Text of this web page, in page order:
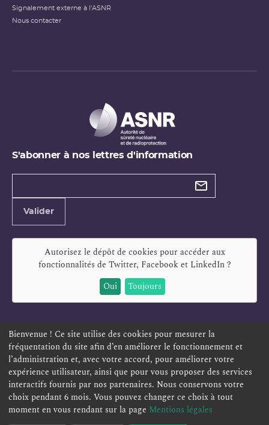
Signalement externe à l'ASNR
Nous contacter
S'abonner à nos lettres d'information
Types de
Valider
Autorisez le dépôt de cookies pour accéder aux
fonctionnalités de Twitter, Facebook et LinkedIn?
Oui
Toujours
ESPACE PERSONNEL OFFRES D'EMPLOI SIGNALEMENT
TÉLÉSERVICES PLAN DU SITE
ACCESSIBILITÉ POLITIQUE DE CONFIDENTIALITÉ
MENTIONS LÉGALES CONTACT
Bienvenue ! Ce site utilise des cookies pour mesurer la
fréquentation du site afin d’en améliorer le fonctionnement et
l’administration et, avec votre accord, pour améliorer votre
expérience utilisateur, ainsi que pour vous proposer des services
interactifs fournis par nos partenaires. Nous conservons votre
choix pendant 6 mois. Vous pouvez changer ce choix à tout
moment en vous rendant sur la page Mentions légales